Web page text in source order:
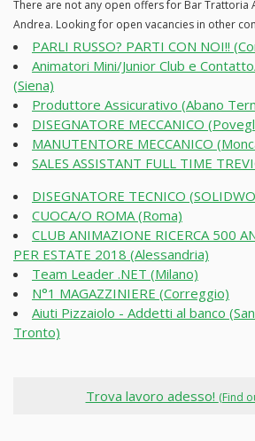
There are not any open offers for Bar Trattoria
Andrea. Looking for open vacancies in other
PARLI RUSSO? PARTI CON NOI!!
Animatori Mini/Junior Club e
(Siena)
Produttore Assicurativo (Abano
DISEGNATORE MECCANICO
MANUTENTORE MECCANICO
SALES ASSISTANT FULL TIME
DISEGNATORE TECNICO
CUOCA/O ROMA (Roma)
CLUB ANIMAZIONE RICERCA 500
PER ESTATE 2018 (Alessandria)
Team Leader .NET (Milano)
N°1 MAGAZZINIERE (Correggio)
Aiuti Pizzaiolo - Addetti al banco
Tronto)
Trova lavoro adesso! (Find